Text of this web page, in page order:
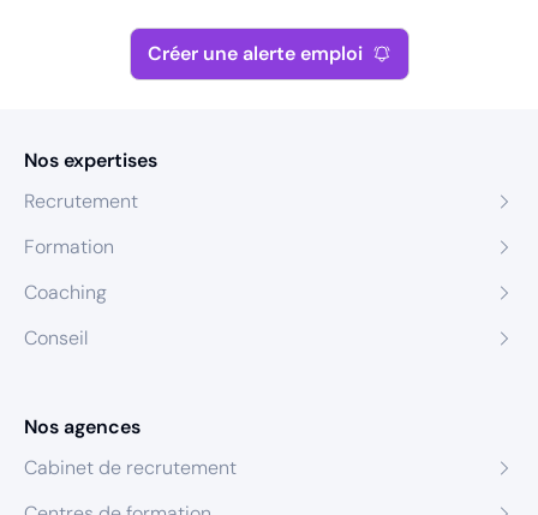
Créer une alerte emploi
Nos expertises
Recrutement
Formation
Coaching
Conseil
Nos agences
Cabinet de recrutement